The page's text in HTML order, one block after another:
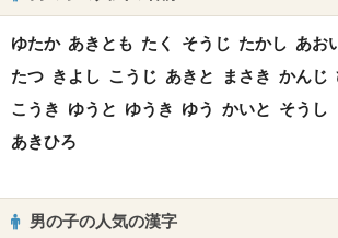
ゆたか あきとも たく そうじ たかし あお
たつ きよし こうじ あきと まさき かんじ
こうき ゆうと ゆうき ゆう かいと そうし
あきひろ
男の子の人気の漢字